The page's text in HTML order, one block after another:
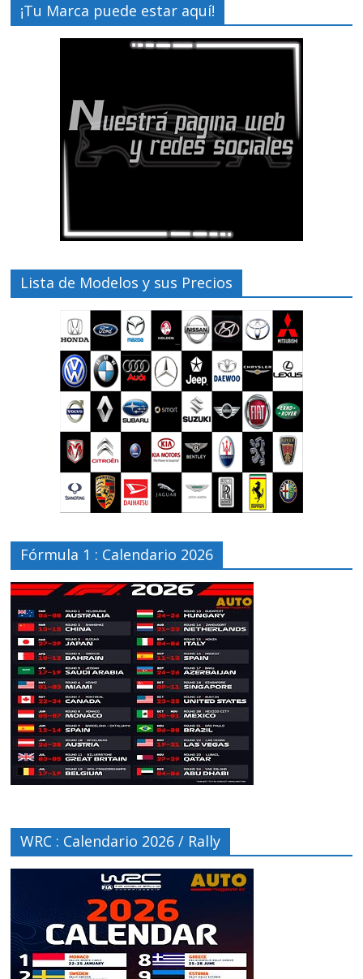
¡Tu Marca puede estar aquí!
Lista de Modelos y sus Precios
Fórmula 1 : Calendario 2026
WRC : Calendario 2026 / Rally